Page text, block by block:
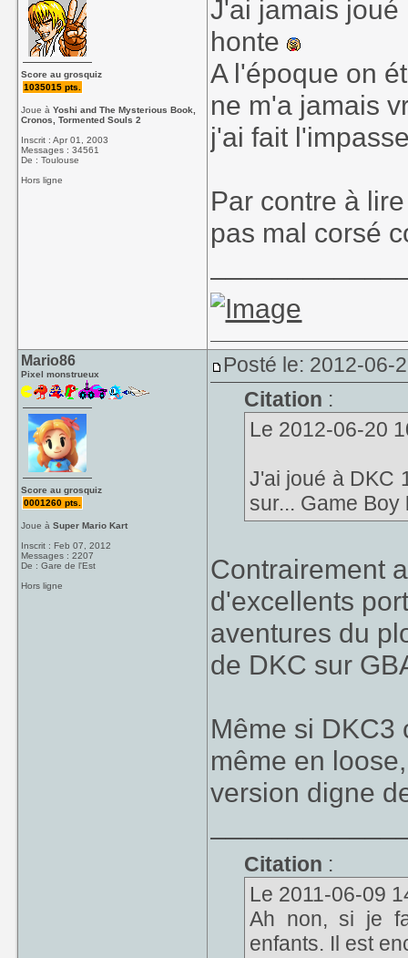
Score au grosquiz
1035015 pts.
Joue àYoshi and The Mysterious Book,
Cronos, Tormented Souls 2
Inscrit : Apr 01, 2003
Messages : 34561
De : Toulouse
Hors ligne
J'ai jamais
honte
A l'époque on
ne m'a jamais
j'ai fait
Par contre à
pas mal corsé
Mario86
Pixel monstrueux
Score au grosquiz
0001260 pts.
Joue àSuper Mario Kart
Inscrit : Feb 07, 2012
Messages : 2207
De : Gare de l'Est
Hors ligne
Posté le: 2012-06-
Citation :
Le 2012-06-20
J'ai joué à DKC
sur... Game Boy
Contrairement
d'excellents
aventures du
de DKC sur
Même si DKC3
même en
version digne
Citation :
Le 2011-06-09
Ah non, si je
enfants. Il est